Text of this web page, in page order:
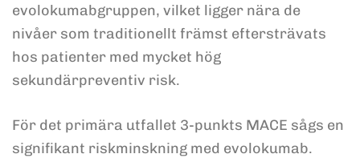
evolokumabgruppen, vilket ligger nära de
nivåer som traditionellt främst eftersträvats
hos patienter med mycket hög
sekundärpreventiv risk.
För det primära utfallet 3-punkts MACE sågs en
signifikant riskminskning med evolokumab.